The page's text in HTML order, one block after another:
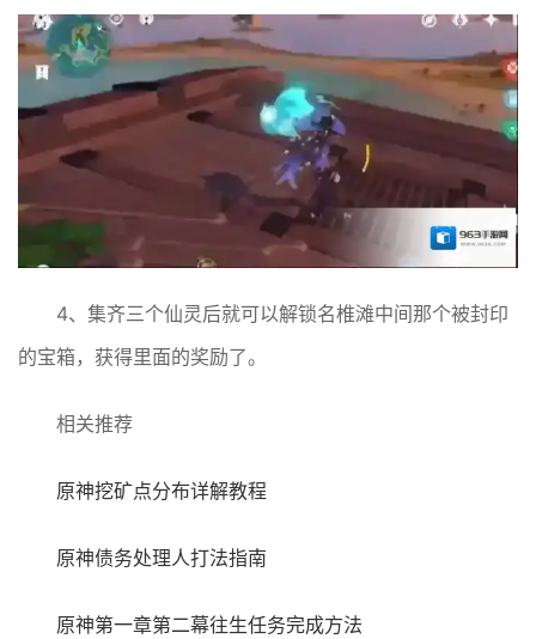
4、集齐三个仙灵后就可以解锁名椎滩中间那个被封印
的宝箱，获得里面的奖励了。
相关推荐
原神挖矿点分布详解教程
原神债务处理人打法指南
原神第一章第二幕往生任务完成方法